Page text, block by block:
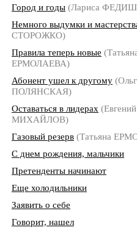
Город и годы (Лариса
Немного выдумки и
СТОРОЖКО)
Правила теперь новые
ЕРМОЛАЕВА)
Абонент ушел к другому
ПОЛЯНСКАЯ)
Оставаться в лидерах (Евгений
МИХАЙЛОВ)
Газовый резерв (Татьяна
С днем рождения, мальчики
Претенденты начинают
Еще холодильники
Заявить о себе
Говорит, нашел